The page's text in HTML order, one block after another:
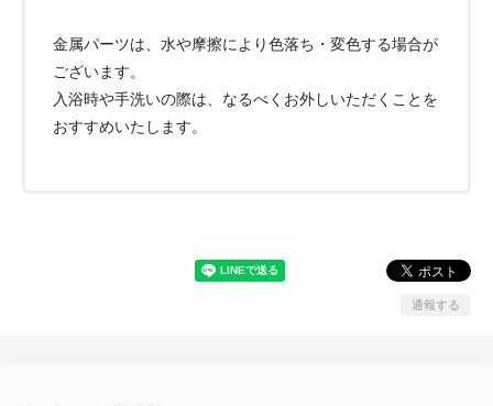
金属パーツは、水や摩擦により色落ち・変色する場合が
ございます。
入浴時や手洗いの際は、なるべくお外しいただくことを
おすすめいたします。
通報する